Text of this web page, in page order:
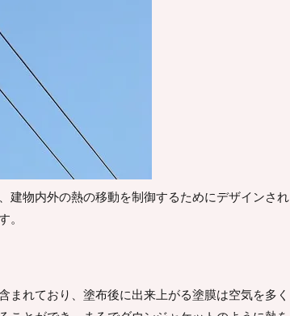
建物内外の熱の移動を制御するためにデザインされ
。
れており、塗布後に出来上がる塗膜は空気を多く